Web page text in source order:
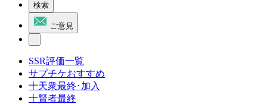
検索
ご意見
SSR評価一覧
サプチケおすすめ
十天衆最終･加入
十賢者最終